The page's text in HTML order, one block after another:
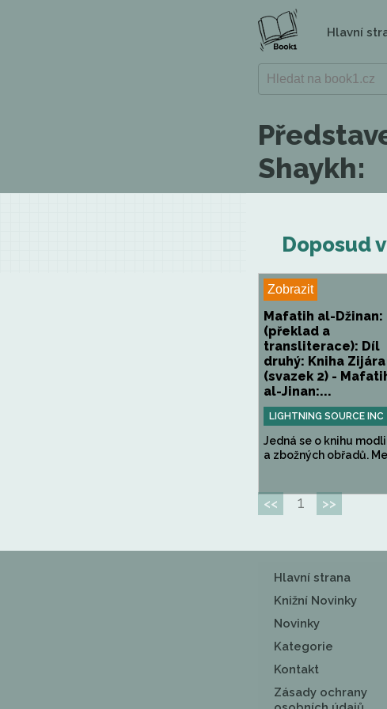
Hlavní
Shaykh:
Doposud
Zobrazit
Mafatih al-Džinan:
(překlad a
transliterace): Díl
druhý: Kniha Zijára
(svazek 2) -
al-Jinan:...
LIGHTNING SOURCE INC
Jedná se o knihu
a zbožných obřadů.
<< 1 >>
Hlavní strana
Knižní Novinky
Novinky
Kategorie
Kontakt
Zásady ochrany